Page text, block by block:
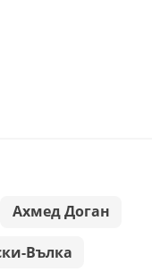
Ахмед Доган
Вълка